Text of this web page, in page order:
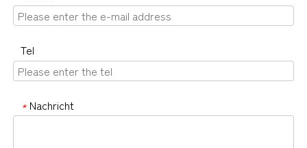
Tel
* Nachricht